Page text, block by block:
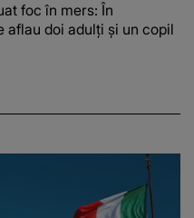
foc în mers: În
aflau doi adulți și un copil